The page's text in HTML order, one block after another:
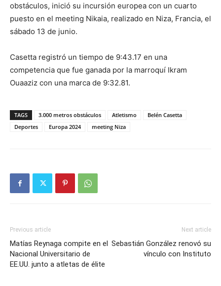
obstáculos, inició su incursión europea con un cuarto
puesto en el meeting Nikaia, realizado en Niza, Francia, el
sábado 13 de junio.
Casetta registró un tiempo de 9:43.17 en una
competencia que fue ganada por la marroquí Ikram
Ouaaziz con una marca de 9:32.81.
TAGS 3.000 metros obstáculos Atletismo
Belén Casetta
Deportes
Europa 2024 meeting Niza
Previous article
Matías Reynaga compite en el
Nacional Universitario de
EE.UU. junto a atletas de élite
Next article
Sebastián González renovó su
vínculo con Instituto